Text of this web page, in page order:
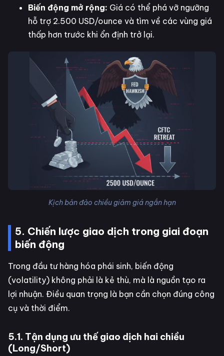
Biến động mở rộng: Giá có thể phá vỡ ngưỡng
hỗ trợ 2.500 USD/ounce và tìm về các vùng giá
thấp hơn trước khi ổn định trở lại.
Kịch bản đảo chiều giảm giá ngắn hạn
5. Chiến lược giao dịch trong giai đoạn
biến động
Trong đầu tư hàng hóa phái sinh, biến động
(volatility) không phải là kẻ thù, mà là nguồn tạo ra
lợi nhuận. Điều quan trọng là bạn cần chọn đúng công
cụ và thời điểm.
5.1. Tận dụng ưu thế giao dịch hai chiều
(Long/Short)